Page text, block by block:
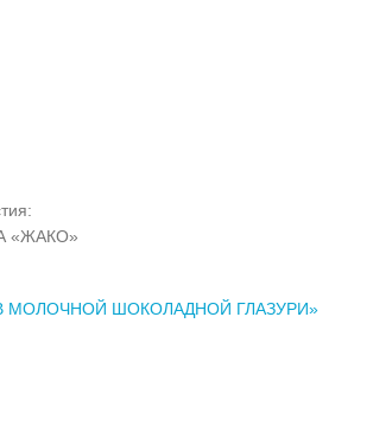
«ЖАКО»
МОЛОЧНОЙ ШОКОЛАДНОЙ ГЛАЗУРИ»